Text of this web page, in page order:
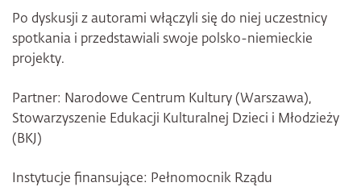
Po dyskusji z autorami włączyli się do niej uczestnicy
spotkania i przedstawiali swoje polsko-niemieckie
projekty.
Partner: Narodowe Centrum Kultury (Warszawa),
Stowarzyszenie Edukacji Kulturalnej Dzieci i Młodzieży
(BKJ)
Instytucje finansujące: Pełnomocnik Rządu